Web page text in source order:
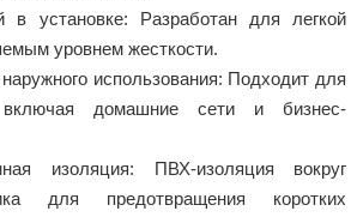
в установке: Разработан для легкой
уровнем жесткости.
использования: Подходит для
домашние сети и бизнес-
изоляция: ПВХ-изоляция вокруг
для предотвращения коротких